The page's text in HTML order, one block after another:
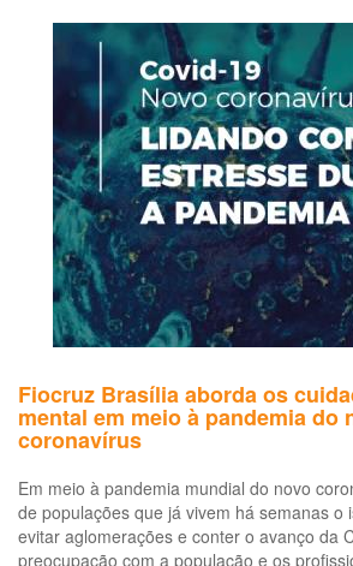
professores
para
o
cuidado
com
a
Fiocruz Brasília aborda os
mental em meio à pandemia do
coronavírus
Em meio à pandemia mundial do novo
de populações que já vivem há semanas o
evitar aglomerações e conter o avanço da
preocupação com a população e os